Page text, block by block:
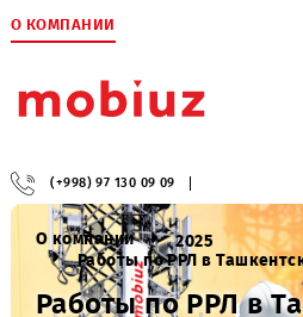
О КОМПАНИИ
(+998) 97 130 09 09
О компании
2025
Работы по РРЛ в